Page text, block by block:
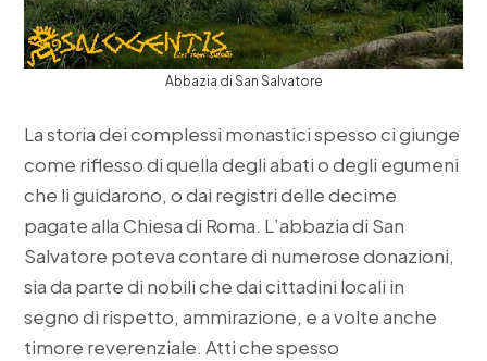
Abbazia di San Salvatore
La storia dei complessi monastici spesso ci giunge
come riflesso di quella degli abati o degli egumeni
che li guidarono, o dai registri delle decime
pagate alla Chiesa di Roma. L’abbazia di San
Salvatore poteva contare di numerose donazioni,
sia da parte di nobili che dai cittadini locali in
segno di rispetto, ammirazione, e a volte anche
timore reverenziale. Atti che spesso